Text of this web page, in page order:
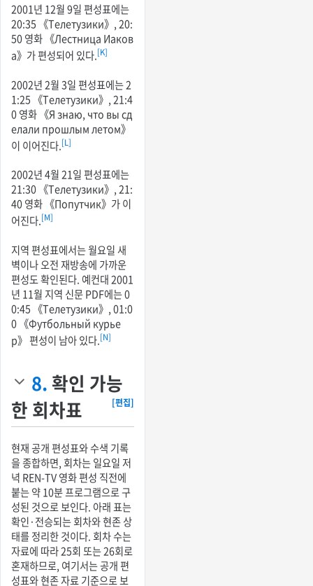
2001년 12월 9일 편성표에는
20:35 《Телетузики》, 20:
50 영화 《Лестница Иаков
а》가 편성되어 있다.[K]
2002년 2월 3일 편성표에는 2
1:25 《Телетузики》, 21:4
0 영화 《Я знаю, что вы сд
елали прошлым летом》
이 이어진다.[L]
2002년 4월 21일 편성표에는
21:30 《Телетузики》, 21:
40 영화 《Попутчик》가 이
어진다.[M]
지역 편성표에서는 월요일 새
벽이나 오전 재방송에 가까운
편성도 확인된다. 예컨대 2001
년 11월 지역 신문 PDF에는 0
0:45 《Телетузики》, 01:0
0 《Футбольный курье
р》 편성이 남아 있다.[N]
8. 확인 가능
한 회차표
[편집]
현재 공개 편성표와 수색 기록
을 종합하면, 회차는 일요일 저
녁 REN-TV 영화 편성 직전에
붙는 약 10분 프로그램으로 구
성된 것으로 보인다. 아래 표는
확인·전승되는 회차와 현존 상
태를 정리한 것이다. 회차 수는
자료에 따라 25회 또는 26회로
혼재하므로, 여기서는 공개 편
성표와 현존 자료 기준으로 보